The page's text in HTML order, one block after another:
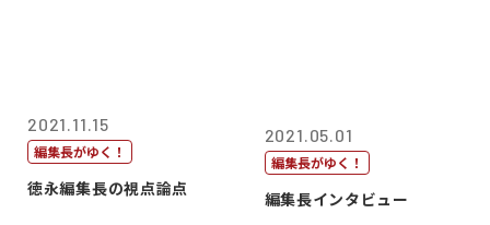
2021.11.15
編集長がゆく！
徳永編集長の視点論点
2021.05.01
編集長がゆく！
編集長インタビュー